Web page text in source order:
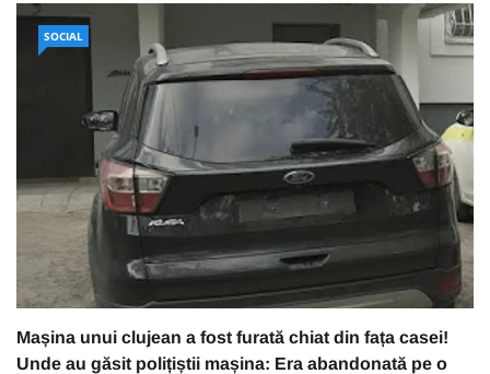
SOCIAL
Mașina unui clujean a fost furată chiat din fața casei!
Unde au găsit polițiștii mașina: Era abandonată pe o